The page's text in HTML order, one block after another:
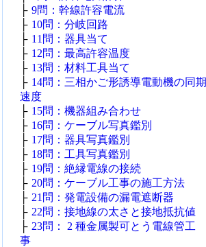
├ 9問：幹線許容電流
├ 10問：分岐回路
├ 11問：器具当て
├ 12問：最高許容温度
├ 13問：材料工具当て
├ 14問：三相かご形誘導電動機の同期
速度
├ 15問：機器組み合わせ
├ 16問：ケーブル写真鑑別
├ 17問：器具写真鑑別
├ 18問：工具写真鑑別
├ 19問：絶縁電線の接続
├ 20問：ケーブル工事の施工方法
├ 21問：発電設備の漏電遮断器
├ 22問：接地線の太さと接地抵抗値
├ 23問： 2 種金属製可とう電線管工
事